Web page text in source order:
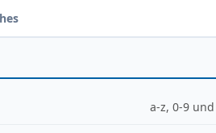
a-z, 0-9